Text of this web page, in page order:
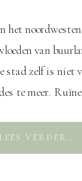
het
van
stad zelf is niet
te meer.
Het uiterlijk
we behoorlijk
LEES VERDER..